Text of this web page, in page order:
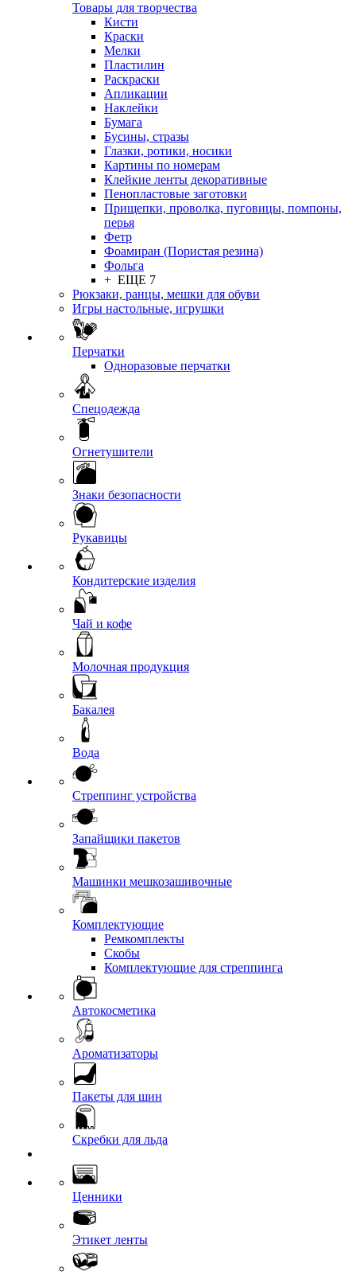
Товары для творчества
Кисти
Краски
Мелки
Пластилин
Раскраски
Апликации
Наклейки
Бумага
Бусины, стразы
Глазки, ротики, носики
Картины по номерам
Клейкие ленты декоративные
Пенопластовые заготовки
Прищепки, проволка, пуговицы, помпоны,
перья
Фетр
Фоамиран (Пористая резина)
Фольга
+ ЕЩЕ 7
Рюкзаки, ранцы, мешки для обуви
Игры настольные, игрушки
Перчатки
Одноразовые перчатки
Спецодежда
Огнетушители
Знаки безопасности
Рукавицы
Кондитерские изделия
Чай и кофе
Молочная продукция
Бакалея
Вода
Стреппинг устройства
Запайщики пакетов
Машинки мешкозашивочные
Комплектующие
Ремкомплекты
Скобы
Комплектующие для стреппинга
Автокосметика
Ароматизаторы
Пакеты для шин
Скребки для льда
Ценники
Этикет ленты